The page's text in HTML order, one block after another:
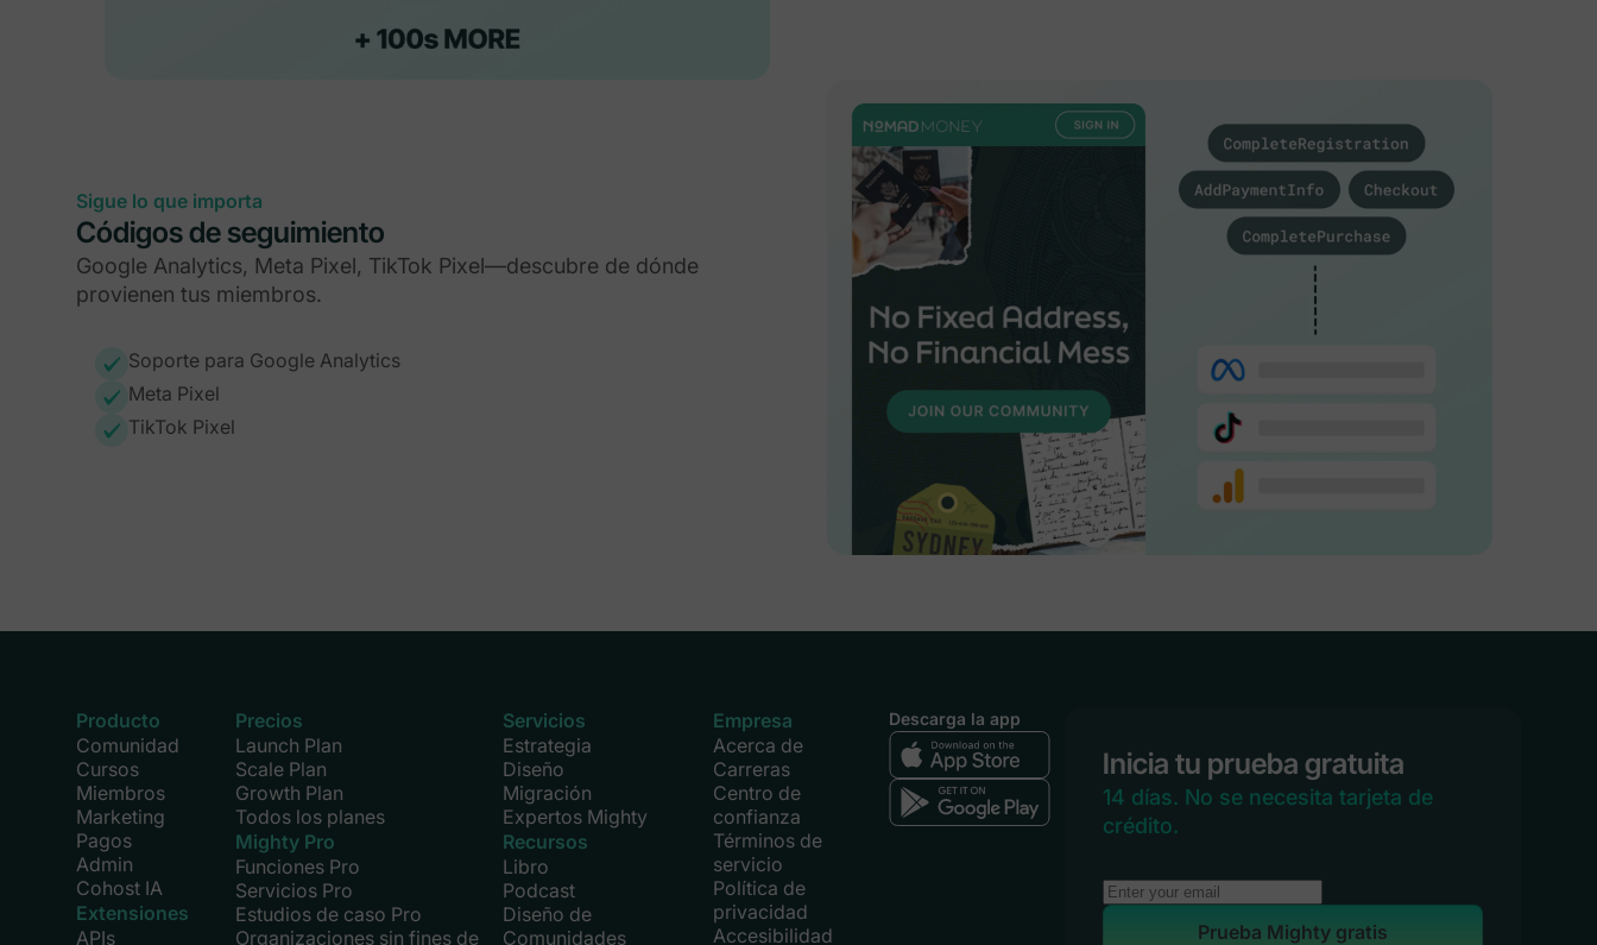
Sigue lo que importa
Códigos de seguimiento
Google Analytics, Meta Pixel, TikTok Pixel—descubre de dónde
provienen tus miembros.
Soporte para Google Analytics
Meta Pixel
TikTok Pixel
Producto
Comunidad
Cursos
Miembros
Marketing
Pagos
Admin
Cohost IA
Extensiones
APIs
Precios
Launch Plan
Scale Plan
Growth Plan
Todos los planes
Mighty Pro
Funciones Pro
Servicios Pro
Estudios de caso Pro
Organizaciones sin fines de
Servicios
Estrategia
Diseño
Migración
Expertos Mighty
Recursos
Libro
Podcast
Diseño de
Comunidades
Empresa
Acerca de
Carreras
Centro de
confianza
Términos de
servicio
Política de
privacidad
Accesibilidad
Descarga la app
Inicia tu prueba gratuita
14 días. No se necesita tarjeta de
crédito.
Prueba Mighty gratis